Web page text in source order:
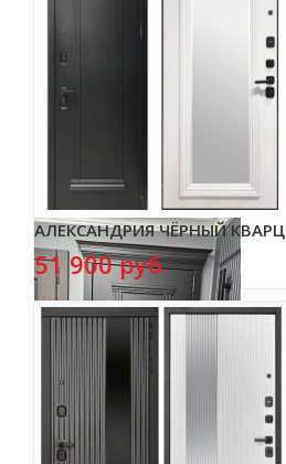
АЛЕКСАНДРИЯ ЧЁРНЫЙ КВАРЦ
51 900 руб.